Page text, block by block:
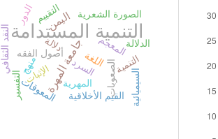
التنمية المستدامة
جامعة المهرة
اليمن
اللغةالصعوبات المعوقات
الصورة الشعرية
المعجم النقد الثقافي أصول الفقه
السرد التنمية
المهرية
التقييم
السيميائية القيم الأخلاقية
الدور
الدلالة
الإثبات
منهج
التفسير
دلالة